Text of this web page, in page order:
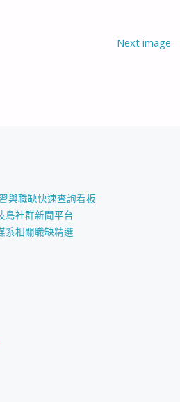
Next image
與職缺快速查詢看板
島社群新聞平台
系相關職缺精選